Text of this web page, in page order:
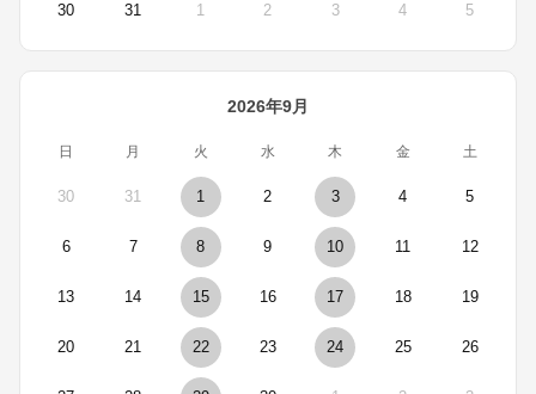
30 31 1 2 3 4 5
2026年9月
日 月 火 水 木 金 土
30 31 1 2 3 4 5
6 7 8 9 10 11 12
13 14 15 16 17 18 19
20 21 22 23 24 25 26